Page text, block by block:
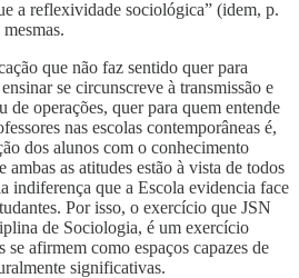
a reflexividade sociológica” (idem, p.
que não faz sentido quer para
se circunscreve à transmissão e
de operações, quer para quem entende
nas escolas contemporâneas é,
dos alunos com o conhecimento
as atitudes estão à vista de todos
indiferença que a Escola evidencia face
Por isso, o exercício que JSN
de Sociologia, é um exercício
se afirmem como espaços capazes de
significativas.